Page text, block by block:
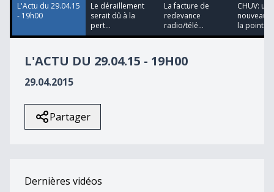
L'Actu du 29.04.15
- 19h00
Le déraillement
serait dû à la
pert...
La facture de
redevance
radio/télé...
CHUV: un
nouveau
la pointe...
L'ACTU DU 29.04.15 - 19H00
29.04.2015
Partager
Dernières vidéos